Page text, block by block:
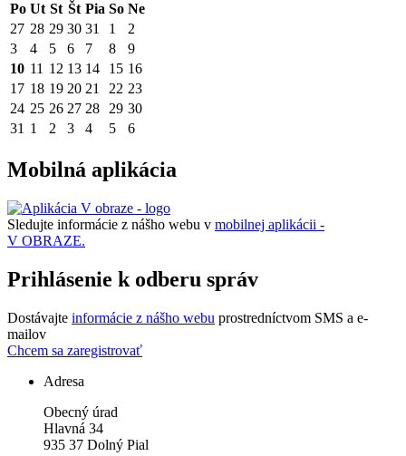
Po Ut St Št Pia So Ne
27 28 29 30 31 1
2
3
4 5 6 7 8
9
10 11 12 13 14 15 16
17 18 19 20 21 22 23
24 25 26 27 28 29 30
31 1 2 3 4 5 6
Mobilná aplikácia
Sledujte informácie z nášho webu v mobilnej aplikácii -
V OBRAZE.
Prihlásenie k odberu správ
Dostávajte informácie z nášho webu prostredníctvom SMS a e-
mailov
Chcem sa zaregistrovať
Adresa
Obecný úrad
Hlavná 34
935 37 Dolný Pial